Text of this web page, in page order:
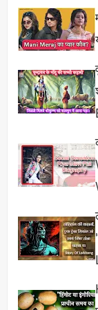
अनिवार्य है।
उर्दूके लिए इस
अंग्रेजीके
के क्षेत्र में
संस्थान से
के लिए
शारीरिक
कोई भी
अनिवार्य है।
के
वाणिज्यके